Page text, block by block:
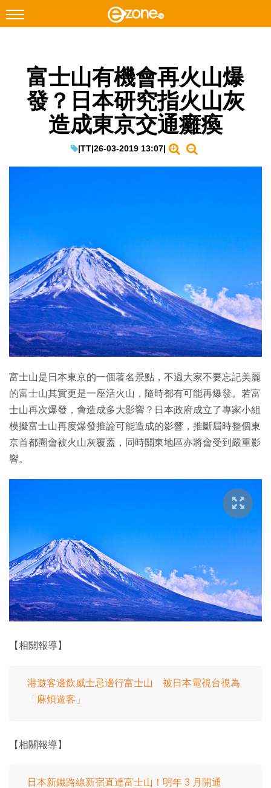
Facebook Instagram
科技焦點
教學評測
生成式AI與雲端應用
Enterprise Digital Transformation
特集
富士山有機會再火山爆
發？日本研究指火山灰
造成東京交通癱瘓
|TT|26-03-2019 13:07|
富士山是日本東京的一個著名景點，不過大家不要忘記美麗
的富士山其實更是一座活火山，隨時都有可能再爆發。若富
士山再次爆發，會造成多大影響？日本政府成立了專家小組
模擬富士山再度爆發推論可能造成的影響，推斷屆時整個東
京首都圈會被火山灰覆蓋，同時關東地區亦將會受到嚴重影
響。
【相關報導】
港遊客邊飲威士忌邊行富士山 被日本電視台視為
「麻煩遊客」
【相關報導】
日本新鐵路線新宿直達富士山！明年 3 月開通